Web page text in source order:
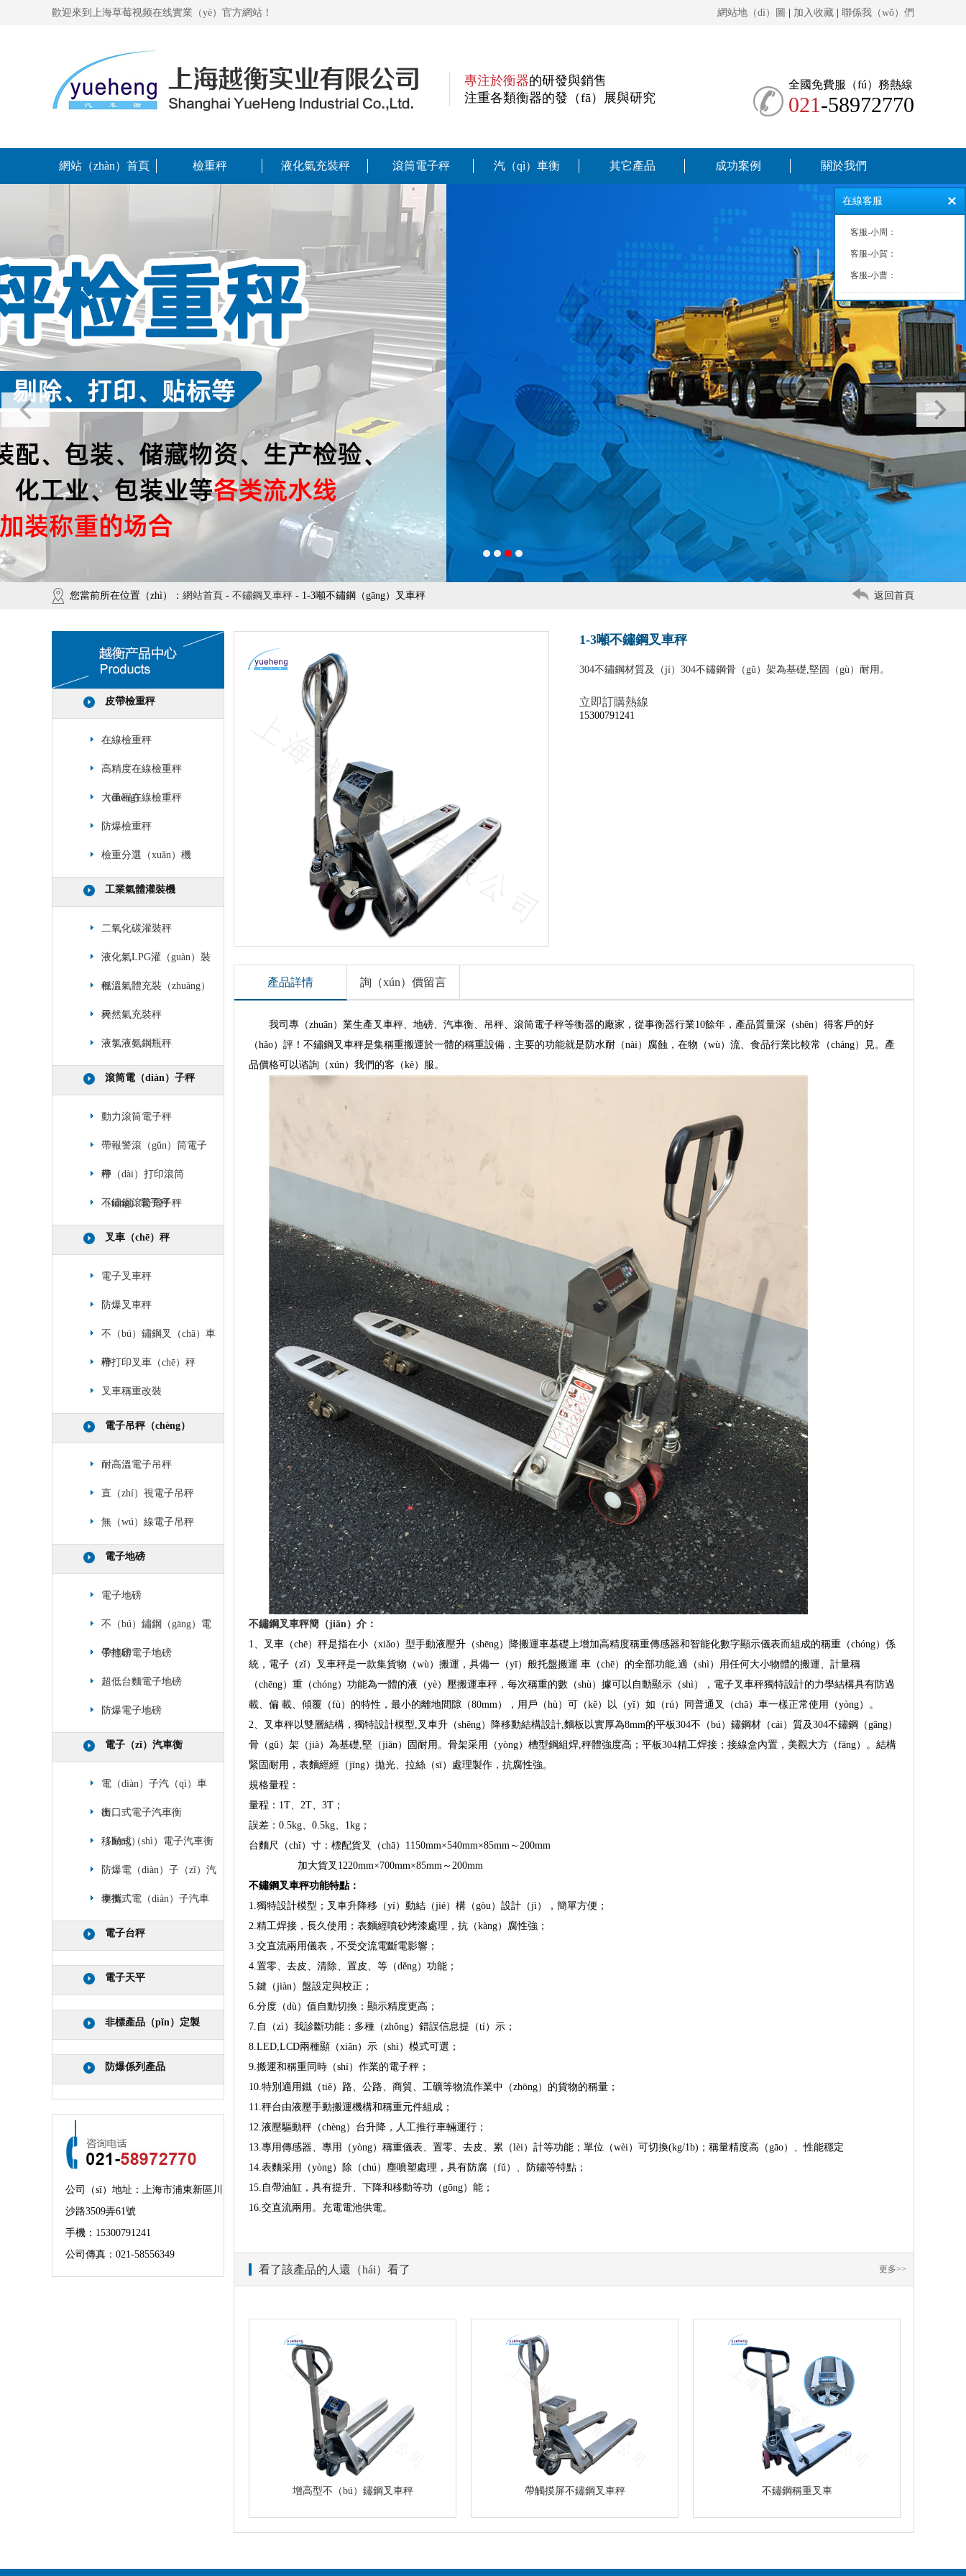
歡迎來到上海草莓视频在线實業（yè）官方網站！ 網站地（dì）圖 加入收藏 聯係我（wǒ）們
專注於衡器的研發與銷售
注重各類衡器的發（fā）展與研究
全國免費服（fú）務熱線
021-58972770
網站（zhàn）首頁 檢重秤 液化氣充裝秤 滾筒電子秤 汽（qì）車衡 其它產品 成功案例 關於我們
您當前所在位置（zhì）： 網站首頁 - 不鏽鋼叉車秤 - 1-3噸不鏽鋼（gāng）叉車秤 返回首頁
皮帶檢重秤
在線檢重秤
高精度在線檢重秤
（chèng）
大量程在線檢重秤
防爆檢重秤
檢重分選（xuǎn）機
工業氣體灌裝機
二氧化碳灌裝秤
液化氣LPG灌（guàn）裝
秤
低溫氣體充裝（zhuāng）
秤
天然氣充裝秤
液氯液氨鋼瓶秤
滾筒電（diàn）子秤
動力滾筒電子秤
帶報警滾（gǔn）筒電子
秤
帶（dài）打印滾筒
（tǒng）電子秤
不鏽鋼滾筒電子秤
叉車（chē）秤
電子叉車秤
防爆叉車秤
不（bú）鏽鋼叉（chā）車
秤
帶打印叉車（chē）秤
叉車稱重改裝
電子吊秤（chèng）
耐高溫電子吊秤
直（zhí）視電子吊秤
無（wú）線電子吊秤
電子地磅
電子地磅
不（bú）鏽鋼（gāng）電
子地磅
帶打印電子地磅
超低台麵電子地磅
防爆電子地磅
電子（zǐ）汽車衡
電（diàn）子汽（qì）車
衡
出口式電子汽車衡
（héng）
移動式（shì）電子汽車衡
防爆電（diàn）子（zǐ）汽
車衡
便攜式電（diàn）子汽車
衡
電子台秤
電子天平
非標產品（pǐn）定製
防爆係列產品
公司（sī）地址：上海市浦東新區川
沙路3509弄61號
手機： 15300791241
公司傳真：021-58556349
1-3噸不鏽鋼叉車秤
304不鏽鋼材質及（jí）304不鏽鋼骨（gǔ）架為基礎,堅固（gù）耐用。
立即訂購熱線
15300791241​
產品詳情 詢（xún）價留言
我司專（zhuān）業生產叉車秤、地磅、汽車衡、吊秤、滾筒電子秤等衡器的廠家，從事衡器行業10餘年，產品質量深（shēn）得客戶的好
（hǎo）評！不鏽鋼叉車秤是集稱重搬運於一體的稱重設備，主要的功能就是防水耐（nài）腐蝕，在物（wù）流、食品行業比較常（cháng）見。產
品價格可以谘詢（xún）我們的客（kè）服。
不鏽鋼叉車秤簡（jiǎn）介：
1、叉車（chē）秤是指在小（xiǎo）型手動液壓升（shēng）降搬運車基礎上增加高精度稱重傳感器和智能化數字顯示儀表而組成的稱重（chóng）係
統，電子（zǐ）叉車秤是一款集貨物（wù）搬運，具備一（yī）般托盤搬運 車（chē）的全部功能,適（shì）用任何大小物體的搬運、計量稱
（chēng）重（chóng）功能為一體的液（yè）壓搬運車秤，每次稱重的數（shù）據可以自動顯示（shì），電子叉車秤獨特設計的力學結構具有防過
載、偏 載、傾覆（fù）的特性，最小的離地間隙（80mm），用戶（hù）可（kě）以（yǐ）如（rú）同普通叉（chā）車一樣正常使用（yòng）。
2、叉車秤以雙層結構，獨特設計模型,叉車升（shēng）降移動結構設計,麵板以實厚為8mm的平板304不（bú）鏽鋼材（cái）質及304不鏽鋼（gāng）
骨（gǔ）架（jià）為基礎,堅（jiān）固耐用。骨架采用（yòng）槽型鋼組焊,秤體強度高；平板304精工焊接；接線盒內置，美觀大方（fāng）。結構
緊固耐用，表麵經經（jīng）拋光、拉絲（sī）處理製作，抗腐性強。
規格量程：
量程：1T、2T、3T；
誤差：0.5kg、0.5kg、1kg；
台麵尺（chǐ）寸：標配貨叉（chā）1150mm×540mm×85mm～200mm
加大貨叉1220mm×700mm×85mm～200mm
不鏽鋼叉車秤功能特點：
1.獨特設計模型；叉車升降移（yí）動結（jié）構（gòu）設計（jì），簡單方便；
2.精工焊接，長久使用；表麵經噴砂烤漆處理，抗（kàng）腐性強；
3.交直流兩用儀表，不受交流電斷電影響；
4.置零、去皮、清除、置皮、等（děng）功能；
5.鍵（jiàn）盤設定與校正；
6.分度（dù）值自動切換：顯示精度更高；
7.自（zì）我診斷功能：多種（zhǒng）錯誤信息提（tí）示；
8.LED,LCD兩種顯（xiǎn）示（shì）模式可選；
9.搬運和稱重同時（shí）作業的電子秤；
10.特別適用鐵（tiě）路、公路、商貿、工礦等物流作業中（zhōng）的貨物的稱量；
11.秤台由液壓手動搬運機構和稱重元件組成；
12.液壓驅動秤（chèng）台升降，人工推行車輛運行；
13.專用傳感器、專用（yòng）稱重儀表、置零、去皮、累（lèi）計等功能；單位（wèi）可切換(kg/1b)；稱量精度高（gāo）、性能穩定
14.表麵采用（yòng）除（chú）塵噴塑處理，具有防腐（fǔ）、防鏽等特點；
15.自帶油缸，具有提升、下降和移動等功（gōng）能；
16.交直流兩用。充電電池供電。
更多>>
看了該產品的人還（hái）看了
增高型不（bú）鏽鋼叉車秤 帶觸摸屏不鏽鋼叉車秤 不鏽鋼稱重叉車
在線客服
客服-小周：
客服-小賀：
客服-小曹：